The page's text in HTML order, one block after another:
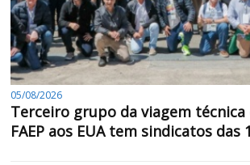
05/08/2026
Terceiro grupo da viagem técnica
FAEP aos EUA tem sindicatos das